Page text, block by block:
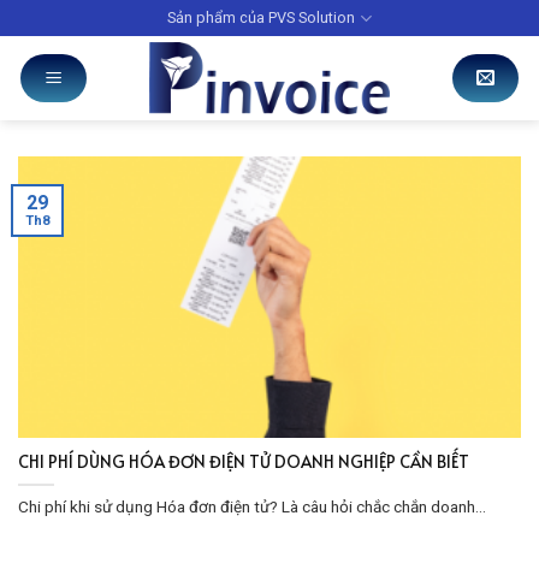
to
content
Sản phẩm của PVS Solution
CHI PHÍ DÙNG HÓA ĐƠN ĐIỆN TỬ DOANH NGHIỆP CẦN BIẾT
Chi phí khi sử dụng Hóa đơn điện tử? Là câu hỏi chắc chắn doanh...
29
Th8